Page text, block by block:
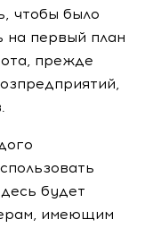
чтобы было
на первый план
прежде
будет
имеющим